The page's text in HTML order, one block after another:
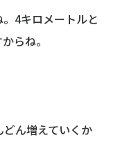
4キロメートルと
らね。
ん増えていくか